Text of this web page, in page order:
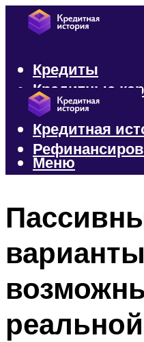
Кредиты
Кредитные
Микрозаймы
Кредитная
Меню